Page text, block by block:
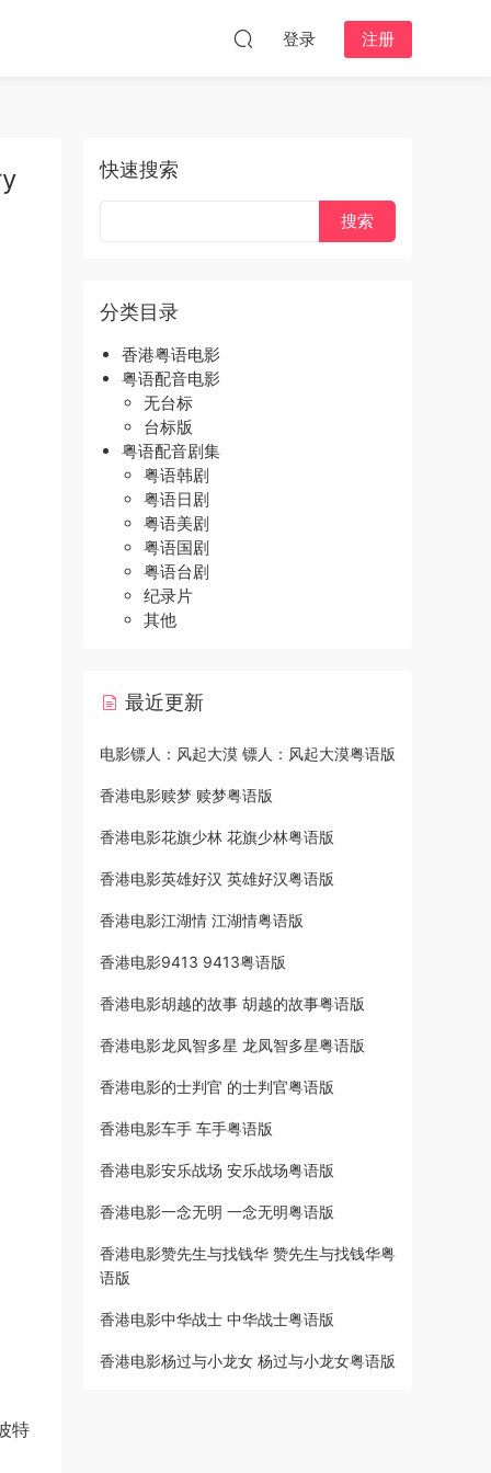
登录 注册
特
快速搜索
分类目录
香港粤语电影
粤语配音电影
无台标
台标版
粤语配音剧集
粤语韩剧
粤语日剧
粤语美剧
粤语国剧
粤语台剧
纪录片
其他
最近更新
电影镖人：风起大漠 镖人：风起大漠粤语版
香港电影赎梦 赎梦粤语版
香港电影花旗少林 花旗少林粤语版
香港电影英雄好汉 英雄好汉粤语版
香港电影江湖情 江湖情粤语版
香港电影9413 9413粤语版
香港电影胡越的故事 胡越的故事粤语版
香港电影龙凤智多星 龙凤智多星粤语版
香港电影的士判官 的士判官粤语版
香港电影车手 车手粤语版
香港电影安乐战场 安乐战场粤语版
香港电影一念无明 一念无明粤语版
香港电影赞先生与找钱华 赞先生与找钱华粤
语版
香港电影中华战士 中华战士粤语版
香港电影杨过与小龙女 杨过与小龙女粤语版